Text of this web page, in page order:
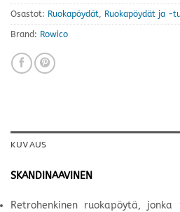
Osastot: Ruokapöydät, Ruokapöydät ja -
Brand: Rowico
KUVAUS
SKANDINAAVINEN
Retrohenkinen ruokapöytä,